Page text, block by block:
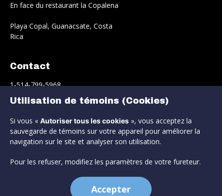
En face du restaurant la Copalena
Playa Copal, Guanacsate, Costa
Rica
Contact
1-514-799-5968
info@estrella-del-norte.com
Réservation
© 2026 Estrella Del Norte. Tous droits réservés.
Utilisation de témoins (Cookies)
Si vous « Autoriser tous les cookies », vous acceptez la
sauvegarde de témoins sur votre appareil pour améliorer la
navigation sur le site et analyser son utilisation.
Pour les refuser, modifiez les paramètres de votre fureteur.
Accepter